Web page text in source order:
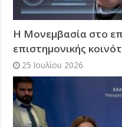
Η Μονεμβασία στο
επιστημονικής
25 Ιουλίου 2026